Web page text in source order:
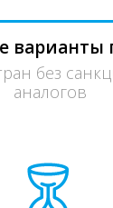
варианты
без
аналогов